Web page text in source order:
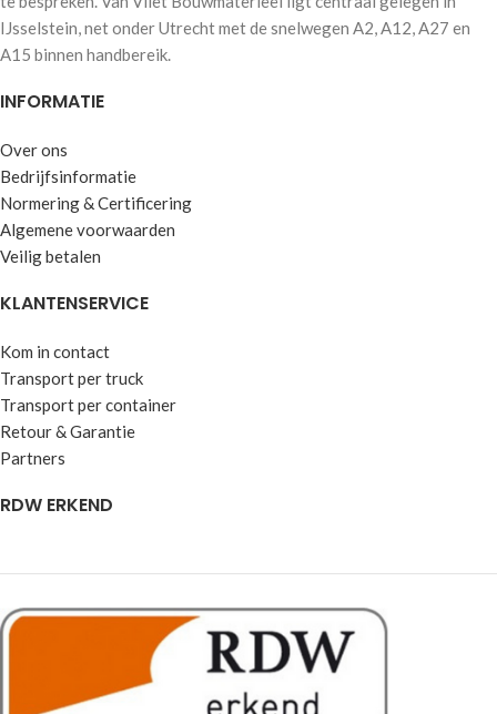
IJsselstein, net onder Utrecht met de snelwegen A2, A12, A27 en
A15 binnen handbereik.
INFORMATIE
Over ons
Bedrijfsinformatie
Normering & Certificering
Algemene voorwaarden
Veilig betalen
KLANTENSERVICE
Kom in contact
Transport per truck
Transport per container
Retour & Garantie
Partners
RDW ERKEND